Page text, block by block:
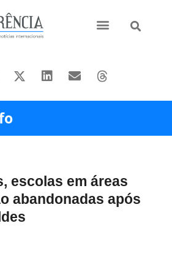
escolas em áreas
abandonadas após